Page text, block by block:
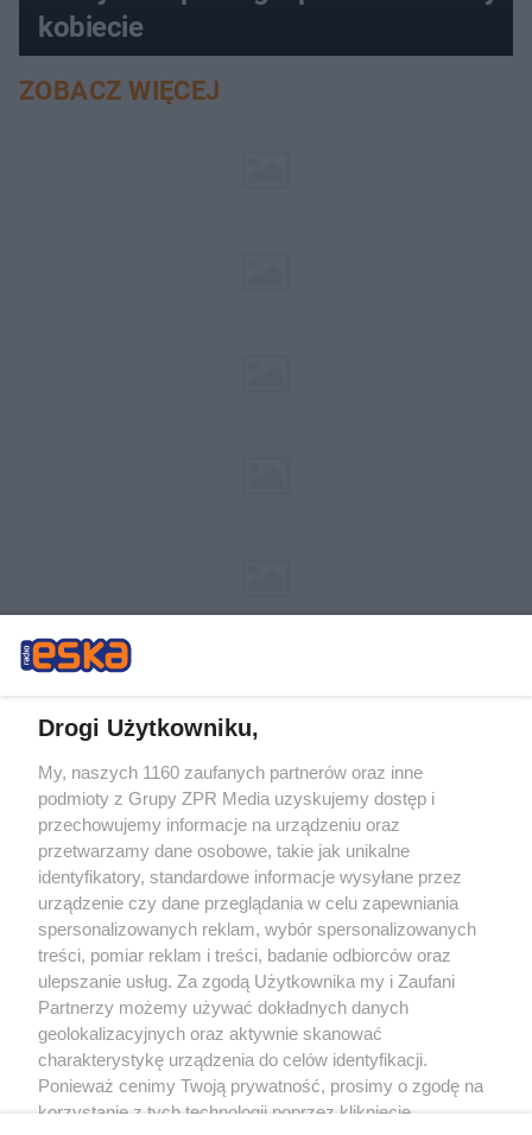
kobiecie
ZOBACZ WIĘCEJ
Żaden utwór zamieszczony w serwisie nie może być powielany i
rozpowszechniany lub dalej rozpowszechniany w jakikolwiek sposób (w
tym także elektroniczny lub mechaniczny) na jakimkolwiek polu
eksploatacji w jakiejkolwiek formie, włącznie z umieszczaniem w Internecie
bez pisemnej zgody właściciela praw. Jakiekolwiek użycie lub
wykorzystanie utworów w całości lub w części z naruszeniem prawa, tzn.
bez właściwej zgody, jest zabronione pod groźbą kary i może być ścigane
prawnie.
O nas
Drogi Użytkowniku,
My, naszych 1160 zaufanych partnerów oraz inne
podmioty z Grupy ZPR Media uzyskujemy dostęp i
przechowujemy informacje na urządzeniu oraz
przetwarzamy dane osobowe, takie jak unikalne
identyfikatory, standardowe informacje wysyłane przez
urządzenie czy dane przeglądania w celu zapewniania
spersonalizowanych reklam, wybór spersonalizowanych
treści, pomiar reklam i treści, badanie odbiorców oraz
ulepszanie usług. Za zgodą Użytkownika my i Zaufani
Partnerzy możemy używać dokładnych danych
geolokalizacyjnych oraz aktywnie skanować
charakterystykę urządzenia do celów identyfikacji.
Ponieważ cenimy Twoją prywatność, prosimy o zgodę na
korzystanie z tych technologii poprzez kliknięcie